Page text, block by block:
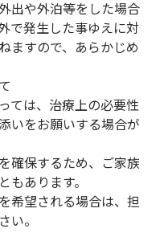
出や外泊等をした場合
で発生した事ゆえに対
ますので、あらかじめ
ては、治療上の必要性
いをお願いする場合が
確保するため、ご家族
もあります。
希望される場合は、担
い。